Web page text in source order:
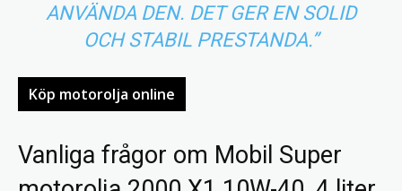
ANVÄNDA DEN. DET GER EN SOLID
OCH STABIL PRESTANDA.”
Köp motorolja online
Vanliga frågor om Mobil Super